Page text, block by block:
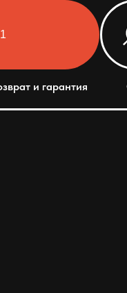
и гарантия